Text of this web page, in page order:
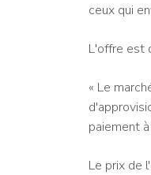
ceux qui
L'offre est
« Le
paiement
Le prix de